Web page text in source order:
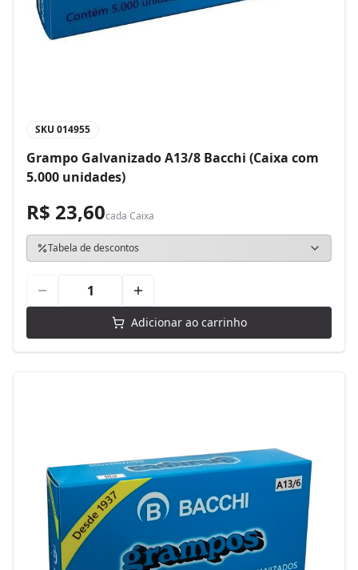
SKU 014955
Grampo Galvanizado A13/8 Bacchi (Caixa com
5.000 unidades)
R$ 23,60cada Caixa
Tabela de descontos
Adicionar ao carrinho